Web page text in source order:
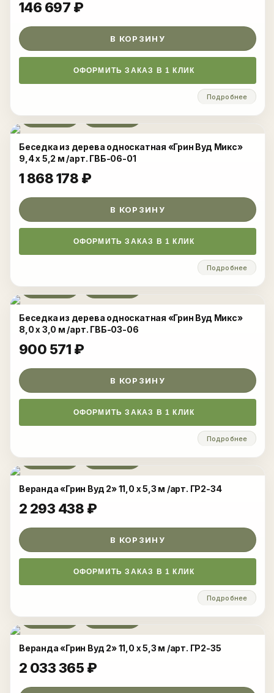
146 697 ₽
В КОРЗИНУ
ОФОРМИТЬ ЗАКАЗ В 1 КЛИК
Подробнее
Развернуть
Беседка из дерева односкатная «Грин Вуд Микс»
9,4 x 5,2 м /арт. ГВБ-06-01
1 868 178 ₽
В КОРЗИНУ
ОФОРМИТЬ ЗАКАЗ В 1 КЛИК
Подробнее
Развернуть
Беседка из дерева односкатная «Грин Вуд Микс»
8,0 x 3,0 м /арт. ГВБ-03-06
900 571 ₽
В КОРЗИНУ
ОФОРМИТЬ ЗАКАЗ В 1 КЛИК
Подробнее
Развернуть
Веранда «Грин Вуд 2» 11,0 x 5,3 м /арт. ГР2-34
2 293 438 ₽
В КОРЗИНУ
ОФОРМИТЬ ЗАКАЗ В 1 КЛИК
Подробнее
Развернуть
Веранда «Грин Вуд 2» 11,0 x 5,3 м /арт. ГР2-35
2 033 365 ₽